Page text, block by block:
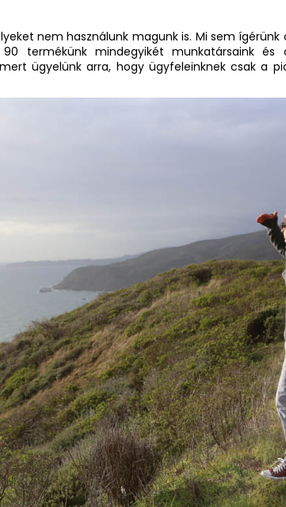
nem használunk magunk is. Mi sem
termékünk mindegyikét munkatársaink és
ügyelünk arra, hogy ügyfeleinknek csak a